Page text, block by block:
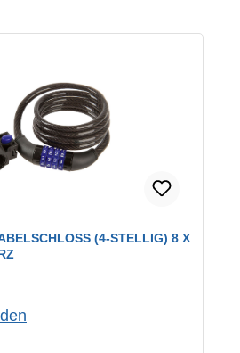
(4-STELLIG) 8 X